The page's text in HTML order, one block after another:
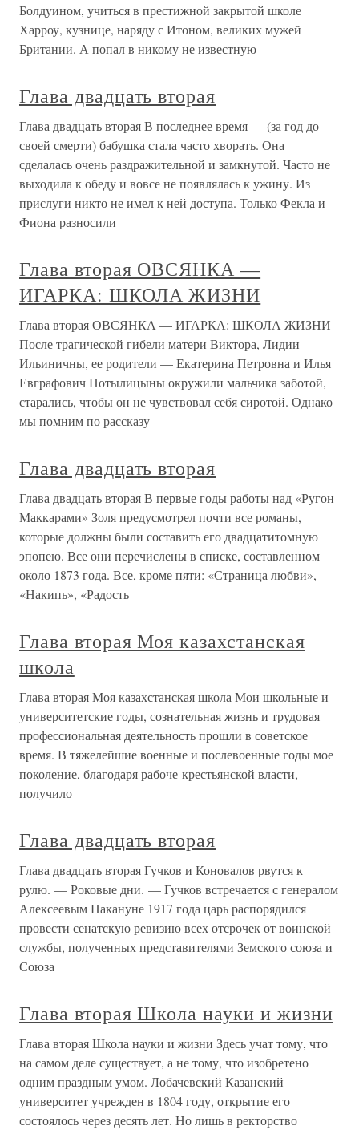
Болдуином, учиться в престижной закрытой школе
Харроу, кузнице, наряду с Итоном, великих мужей
Британии. А попал в никому не известную
Глава двадцать вторая
Глава двадцать вторая В последнее время — (за год до
своей смерти) бабушка стала часто хворать. Она
сделалась очень раздражительной и замкнутой. Часто не
выходила к обеду и вовсе не появлялась к ужину. Из
прислуги никто не имел к ней доступа. Только Фекла и
Фиона разносили
Глава вторая ОВСЯНКА —
ИГАРКА: ШКОЛА ЖИЗНИ
Глава вторая ОВСЯНКА — ИГАРКА: ШКОЛА ЖИЗНИ
После трагической гибели матери Виктора, Лидии
Ильиничны, ее родители — Екатерина Петровна и Илья
Евграфович Потылицыны окружили мальчика заботой,
старались, чтобы он не чувствовал себя сиротой. Однако
мы помним по рассказу
Глава двадцать вторая
Глава двадцать вторая В первые годы работы над «Ругон-
Маккарами» Золя предусмотрел почти все романы,
которые должны были составить его двадцатитомную
эпопею. Все они перечислены в списке, составленном
около 1873 года. Все, кроме пяти: «Страница любви»,
«Накипь», «Радость
Глава вторая Моя казахстанская
школа
Глава вторая Моя казахстанская школа Мои школьные и
университетские годы, сознательная жизнь и трудовая
профессиональная деятельность прошли в советское
время. В тяжелейшие военные и послевоенные годы мое
поколение, благодаря рабоче-крестьянской власти,
получило
Глава двадцать вторая
Глава двадцать вторая Гучков и Коновалов рвутся к
рулю. — Роковые дни. — Гучков встречается с генералом
Алексеевым Накануне 1917 года царь распорядился
провести сенатскую ревизию всех отсрочек от воинской
службы, полученных представителями Земского союза и
Союза
Глава вторая Школа науки и жизни
Глава вторая Школа науки и жизни Здесь учат тому, что
на самом деле существует, а не тому, что изобретено
одним праздным умом. Лобачевский Казанский
университет учрежден в 1804 году, открытие его
состоялось через десять лет. Но лишь в ректорство